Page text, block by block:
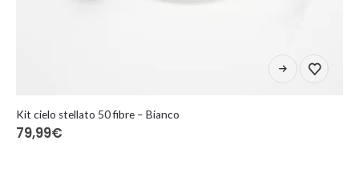
Kit cielo stellato 50 fibre – Bianco
79,99€